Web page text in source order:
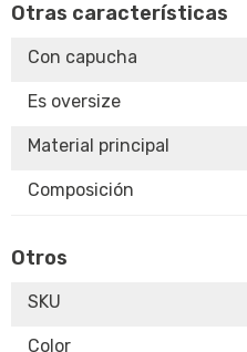
Otras características
Con capucha
Es oversize
Material principal
Composición
Otros
SKU
Color